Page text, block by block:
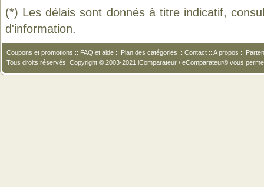
(*) Les délais sont donnés à titre indicatif,
d'information.
Coupons et promotions :: FAQ et aide :: Plan des catégories :: Contact :: A propos ::
Tous droits réservés. Copyright © 2003-2021 iComparateur / eComparateur® vous